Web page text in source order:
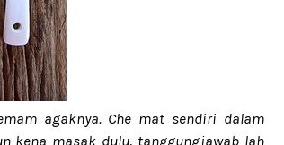
agaknya. Che mat sendiri dalam
kena masak dulu, tanggungjawab lah